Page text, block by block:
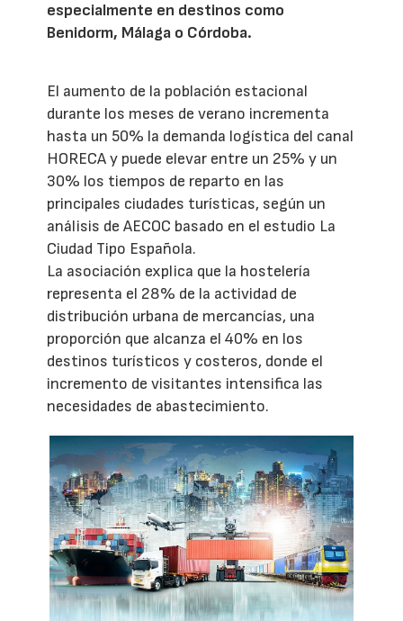
especialmente en destinos como
Benidorm, Málaga o Córdoba.
El aumento de la población estacional
durante los meses de verano incrementa
hasta un 50% la demanda logística del canal
HORECA y puede elevar entre un 25% y un
30% los tiempos de reparto en las
principales ciudades turísticas, según un
análisis de AECOC basado en el estudio La
Ciudad Tipo Española.
La asociación explica que la hostelería
representa el 28% de la actividad de
distribución urbana de mercancías, una
proporción que alcanza el 40% en los
destinos turísticos y costeros, donde el
incremento de visitantes intensifica las
necesidades de abastecimiento.